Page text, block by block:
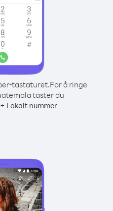
tastaturet.For å ringe
taster du
+ Lokalt nummer